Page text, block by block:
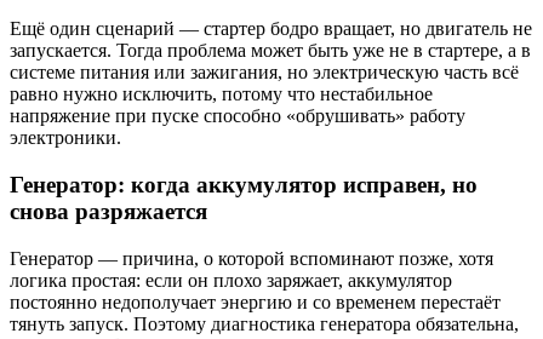
Ещё один сценарий — стартер бодро вращает, но двигатель не
запускается. Тогда проблема может быть уже не в стартере, а в
системе питания или зажигания, но электрическую часть всё
равно нужно исключить, потому что нестабильное
напряжение при пуске способно «обрушивать» работу
электроники.
Генератор: когда аккумулятор исправен, но
снова разряжается
Генератор — причина, о которой вспоминают позже, хотя
логика простая: если он плохо заряжает, аккумулятор
постоянно недополучает энергию и со временем перестаёт
тянуть запуск. Поэтому диагностика генератора обязательна,